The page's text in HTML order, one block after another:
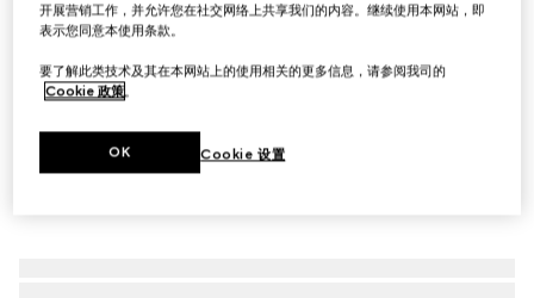
A$90
开展营销工作，并允许您在社交网络上共享我们的内容。继续使用本网站，即
表示您同意本使用条款。
要了解此类技术及其在本网站上的使用相关的更多信息，请参阅我司的
Cookie 政策。
Cookie 设置
OK